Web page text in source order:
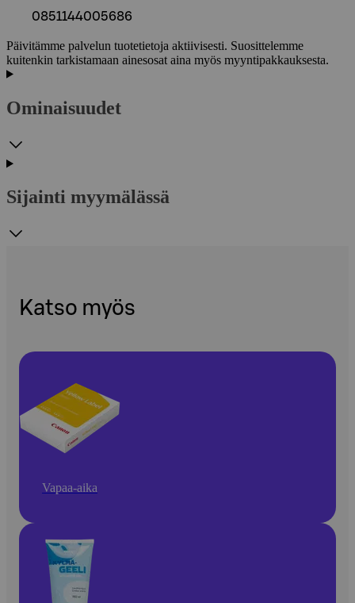
0851144005686
Päivitämme palvelun tuotetietoja aktiivisesti. Suosittelemme
kuitenkin tarkistamaan ainesosat aina myös myyntipakkauksesta.
Ominaisuudet
Sijainti myymälässä
Katso myös
Vapaa-aika